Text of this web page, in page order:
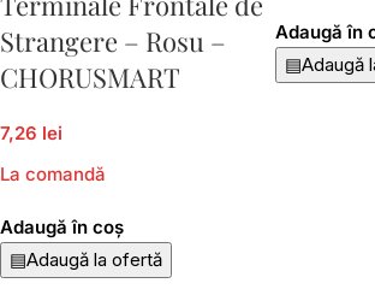
Strangere – Rosu –
CHORUSMART
7,26 lei
La comandă
Adaugă în coș
▤Adaugă la ofertă
Adaugă în
▤Adaugă